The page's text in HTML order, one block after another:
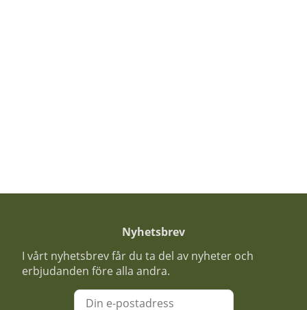
Nyhetsbrev
I vårt nyhetsbrev får du ta del av nyheter och
erbjudanden före alla andra.